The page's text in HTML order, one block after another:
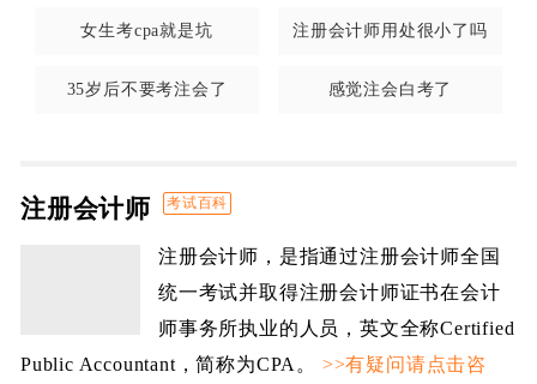
女生考cpa就是坑 注册会计师用处很小了吗
35岁后不要考注会了 感觉注会白考了
注册会计师 考试百科
注册会计师，是指通过注册会计师全国
统一考试并取得注册会计师证书在会计
师事务所执业的人员，英文全称Certified
Public Accountant，简称为CPA。 >>有疑问请点击咨